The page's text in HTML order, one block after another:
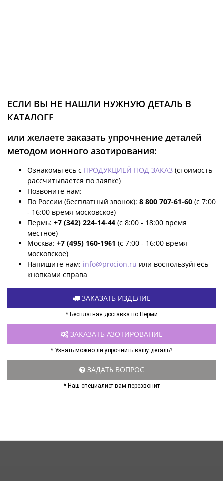
ЕСЛИ ВЫ НЕ НАШЛИ НУЖНУЮ ДЕТАЛЬ В
КАТАЛОГЕ
или желаете заказать упрочнение деталей
методом ионного азотирования:
Ознакомьтесь с ПРОДУКЦИЕЙ ПОД ЗАКАЗ (стоимость
рассчитывается по заявке)
Позвоните нам:
По России (бесплатный звонок): 8 800 707-61-60 (с 7:00
- 16:00 время московское)
Пермь: +7 (342) 224-14-44 (с 8:00 - 18:00 время
местное)
Москва: +7 (495) 160-1961 (с 7:00 - 16:00 время
московское)
Напишите нам: info@procion.ru или воспользуйтесь
кнопками справа
ЗАКАЗАТЬ ИЗДЕЛИЕ
* Бесплатная доставка по Перми
ЗАКАЗАТЬ АЗОТИРОВАНИЕ
* Узнать можно ли упрочнить вашу деталь?
ЗАДАТЬ ВОПРОС
* Наш специалист вам перезвонит